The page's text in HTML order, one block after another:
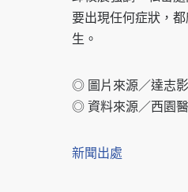
要出現任何症狀，
生。
◎ 圖片來源／達志
◎ 資料來源／西園
新聞出處